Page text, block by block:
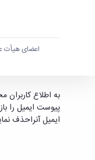
اعضای هیأت
هشدار در خصوص
به اطلاع
پیوست ایمیل را
ایمیل آنراحذف